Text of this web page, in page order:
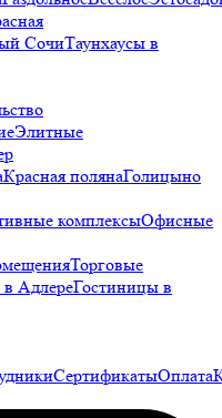
СочиТаунхаусы в
Элитные
Красная полянаГолицыно
комплексыОфисные
Торговые
АдлереГостиницы в
СертификатыОплата